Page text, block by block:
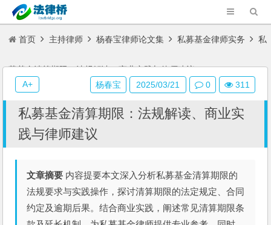
首页 主持律师 杨春宝律师论文集 私募基金律师实务 私
募基金清算期限：法规解读、商业实践与律师建议
私募基金清算期限：法规解读、商业实
践与律师建议
文章摘要 内容提要本文深入分析私募基金清算期限的
法规要求与实践操作，探讨清算期限的法定规定、合同
约定及逾期后果。结合商业实践，阐述常见清算期限条
杨春宝 2025/03/21 0 311
A+